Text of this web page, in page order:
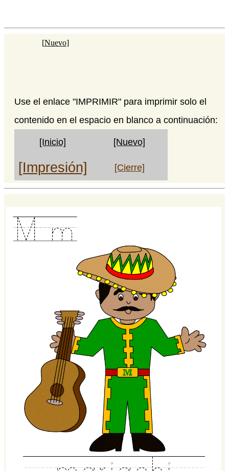
[Nuevo]
Use el enlace "IMPRIMIR" para imprimir solo el
contenido en el espacio en blanco a continuación:
[Inicio] [Nuevo]
[Impresión] [Cierre]